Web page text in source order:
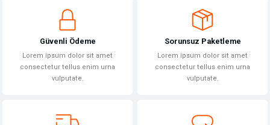
Güvenli Ödeme
Lorem ipsum dolor sit amet
consectetur tellus enim urna
vulputate.
Sorunsuz Paketleme
Lorem ipsum dolor sit amet
consectetur tellus enim urna
vulputate.